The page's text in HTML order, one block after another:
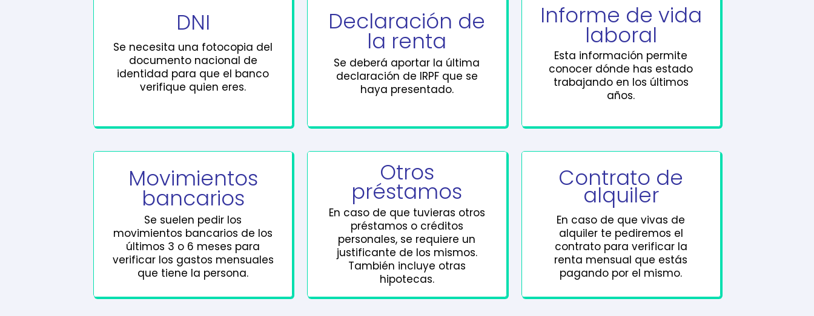
DNI
Se necesita una fotocopia del
documento nacional de
identidad para que el banco
verifique quien eres.
Declaración de
la renta
Se deberá aportar la última
declaración de IRPF que se
haya presentado.
Informe de vida
laboral
Esta información permite
conocer dónde has estado
trabajando en los últimos
años.
Movimientos
bancarios
Se suelen pedir los
movimientos bancarios de los
últimos 3 o 6 meses para
verificar los gastos mensuales
que tiene la persona.
Otros
préstamos
En caso de que tuvieras otros
préstamos o créditos
personales, se requiere un
justificante de los mismos.
También incluye otras
hipotecas.
Contrato de
alquiler
En caso de que vivas de
alquiler te pediremos el
contrato para verificar la
renta mensual que estás
pagando por el mismo.